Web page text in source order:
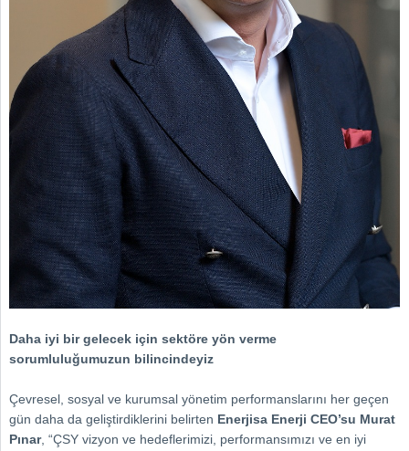
Daha iyi bir gelecek için sektöre yön verme
sorumluluğumuzun bilincindeyiz
Çevresel, sosyal ve kurumsal yönetim performanslarını her geçen
gün daha da geliştirdiklerini belirten Enerjisa Enerji CEO’su Murat
Pınar, “ÇSY vizyon ve hedeflerimizi, performansımızı ve en iyi